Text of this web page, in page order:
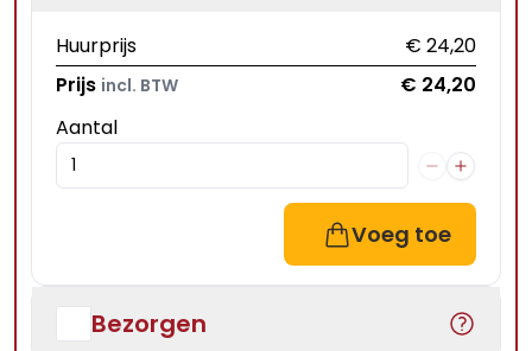
Huurprijs
€ 24,20
Prijs incl. BTW
€ 24,20
Aantal
Voeg toe
Bezorgen